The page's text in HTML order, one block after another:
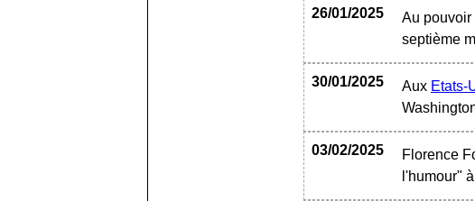
26/01/2025
Au pouvoir
septième
30/01/2025 Aux Etats-
03/02/2025 Florence
l'humour"